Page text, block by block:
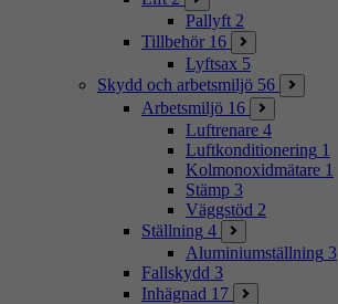
Pallyft 2
Tillbehör 16
Lyftsax 5
Skydd och arbetsmiljö 56
Arbetsmiljö 16
Luftrenare 4
Luftkonditionering 1
Kolmonoxidmätare 1
Stämp 3
Väggstöd 2
Ställning 4
Aluminiumställning 3
Fallskydd 3
Inhägnad 17